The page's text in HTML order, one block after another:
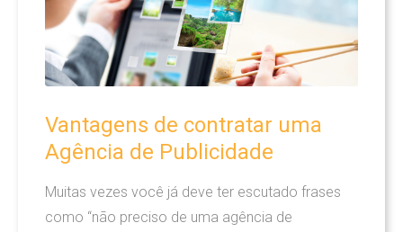
Vantagens de contratar uma
Agência de Publicidade
Muitas vezes você já deve ter escutado frases
como “não preciso de uma agência de